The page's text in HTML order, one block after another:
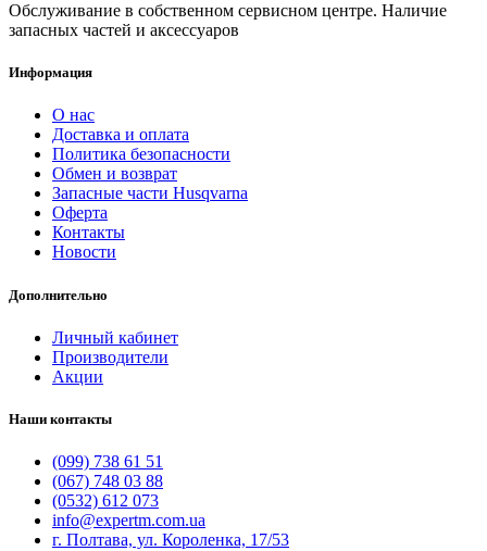
Обслуживание в собственном сервисном центре. Наличие
запасных частей и аксессуаров
Информация
О нас
Доставка и оплата
Политика безопасности
Обмен и возврат
Запасные части Husqvarna
Оферта
Контакты
Новости
Дополнительно
Личный кабинет
Производители
Акции
Наши контакты
(099) 738 61 51
(067) 748 03 88
(0532) 612 073
info@expertm.com.ua
г. Полтава, ул. Короленка, 17/53